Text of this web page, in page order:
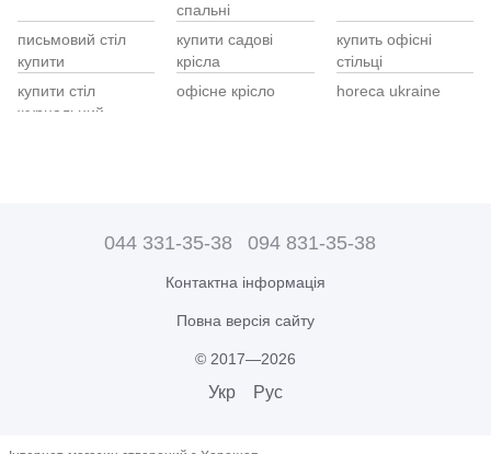
спальні
письмовий стіл
купити
купити садові
крісла
купить офісні
стільці
купити стіл
журнальний
офісне крісло horeca ukraine
дитяче крісло
купити стільці
крісло гойдалка
конференційне
044 331-35-38 094 831-35-38
Контактна інформація
Повна версія сайту
© 2017—2026
Укр Рус